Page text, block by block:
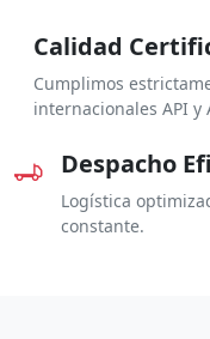
Calidad
Cumplimos
internacionales API y
Despacho
Logística
constante.